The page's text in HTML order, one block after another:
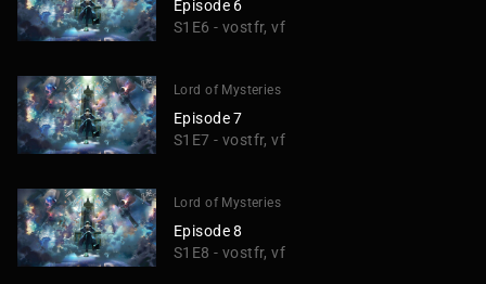
Episode 6
S1E6 - vostfr, vf
Lord of Mysteries
Episode 7
S1E7 - vostfr, vf
Lord of Mysteries
Episode 8
S1E8 - vostfr, vf